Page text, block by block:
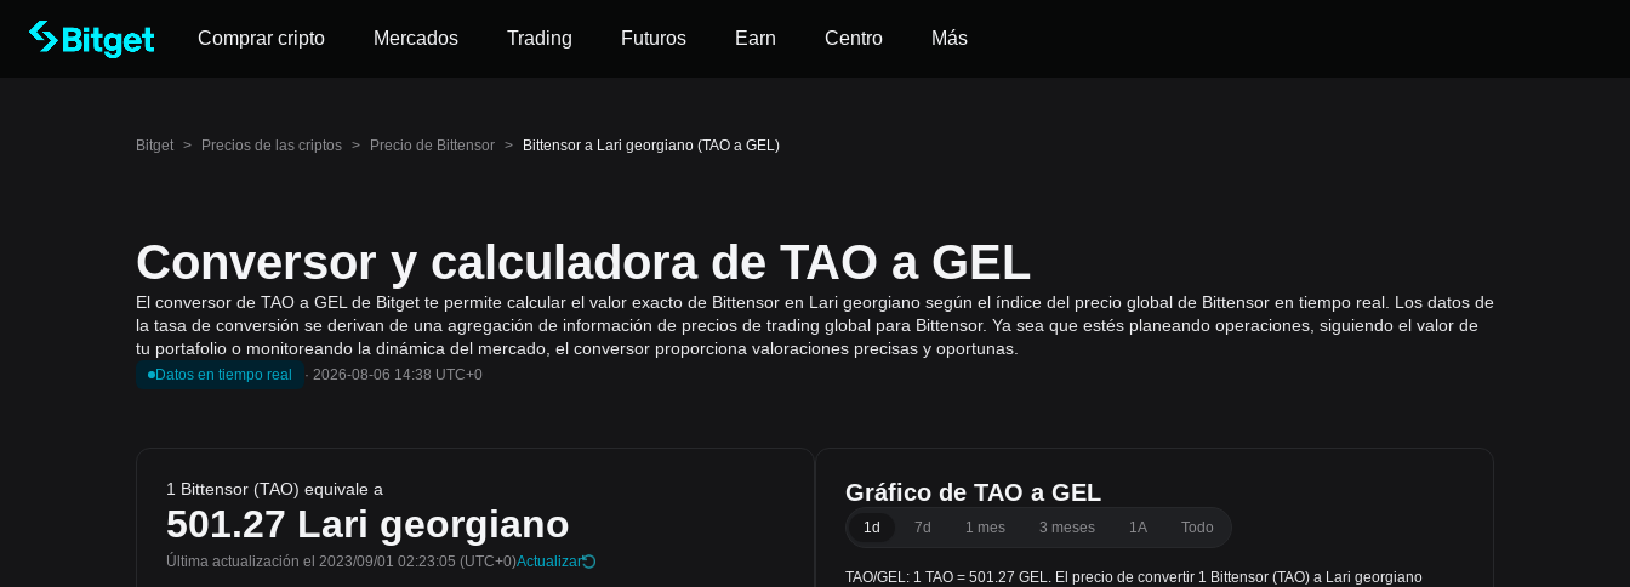
Comprar cripto Mercados Trading Futuros Earn Centro Más
Bitget > Precios de las criptos > Precio de Bittensor > Bittensor a Lari georgiano (TAO a GEL)
Conversor y calculadora de TAO a GEL
El conversor de TAO a GEL de Bitget te permite calcular el valor exacto de Bittensor en Lari georgiano según el índice del precio global de Bittensor en tiempo real. Los datos de
la tasa de conversión se derivan de una agregación de información de precios de trading global para Bittensor. Ya sea que estés planeando operaciones, siguiendo el valor de
tu portafolio o monitoreando la dinámica del mercado, el conversor proporciona valoraciones precisas y oportunas.
Datos en tiempo real · 2026-08-06 14:38 UTC+0
1 Bittensor (TAO) equivale a
501.27 Lari georgiano
Última actualización el 2023/09/01 02:23:05 (UTC+0)Actualizar
Gráfico de TAO a GEL
1d 7d 1 mes 3 meses 1A Todo
TAO/GEL: 1 TAO = 501.27 GEL. El precio de convertir 1 Bittensor (TAO) a Lari georgiano